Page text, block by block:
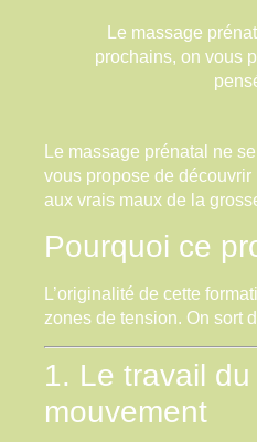
Le massage
prochains, on vous
Le massage prénatal ne
vous propose de
aux vrais maux de la
Pourquoi ce
L’originalité de cette
zones de tension. On sort
1. Le travail
mouvement